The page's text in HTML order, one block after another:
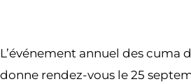
L’événement annuel des cuma
donne rendez-vous le 25